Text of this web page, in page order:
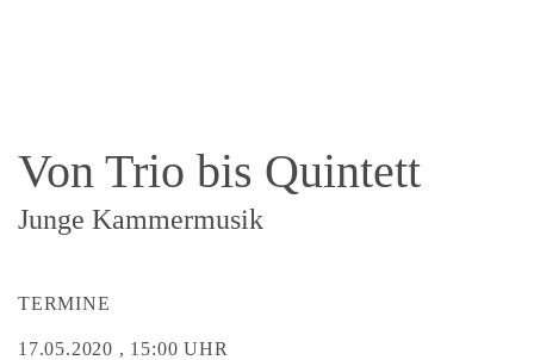
Von Trio bis Quintett
Junge Kammermusik
TERMINE
17.05.2020 , 15:00 UHR